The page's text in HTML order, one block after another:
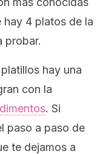
hay 4 platos de la
probar.
hay una
con la
. Si
paso a paso de
te dejamos a